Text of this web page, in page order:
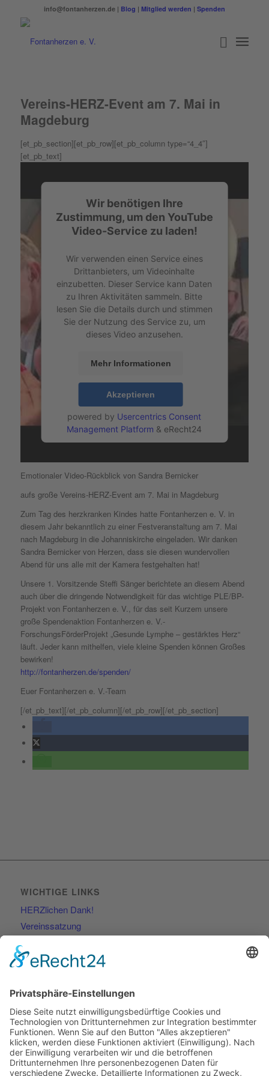
info@fontanherzen.de | Blog | Mitglied werden | Spenden
Vereins-HERZ-Event am 7. Mai in
Magdeburg
[et_pb_section][et_pb_row][et_pb_column type=“4_4″]
[et_pb_text]
Wir benötigen Ihre
Zustimmung, um den YouTube
Video-Service zu laden!
Wir verwenden einen Service eines
Drittanbieters, um Videoinhalte
einzubetten. Dieser Service kann Daten
zu Ihren Aktivitäten sammeln. Bitte
lesen Sie die Details durch und stimmen
Sie der Nutzung des Service zu, um
dieses Video anzusehen.
Mehr Informationen
Akzeptieren
powered by Usercentrics Consent
Management Platform & eRecht24
Emotionaler Video-Rückblick von Sandra Bernicker
aufs große Vereins-HERZ-Event am 7. Mai in Magdeburg
Zum Tag des herzkranken Kindes hatte Fontanherzen e. V. in
diesem Jahr bekanntlich zu einer Festveranstaltung am 7. Mai
nach Magdeburg in die Johanniskirche eingeladen. Wir danken
Sandra Bernicker von Herzen, dass sie diesen wundervollen
Abend für uns alle mit der Kamera festgehalten hat!
Unsere 1. Vorsitzende Steffi Sänger berichtete an diesem Abend
auch über die dringende Notwendigkeit für das wichtige PLE/BP-
Projekt von Fontanherzen e. V., für das seit Kurzem unsere
große Spendenaktion Fontanherzen e. V.-
ForschungsFörderProjekt „Gesunde Lymphe – gestärktes Herz“
läuft. Jeder kann mithelfen, viele kleine Spenden können Großes
bewirken!
http://fontanherzen.de/spenden/
Euer Fontanherzen e. V.-Team
[/et_pb_text][/et_pb_column][/et_pb_row][/et_pb_section]
WICHTIGE LINKS
HERZlichen Dank!
Vereinssatzung
Kontakt
RECHTLICHES
Impressum
Datenschutzerklärung